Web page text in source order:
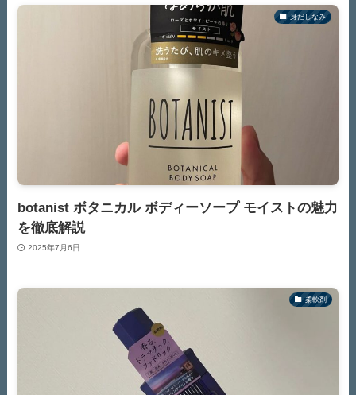
身だしなみ
botanist ボタニカル ボディーソープ モイストの魅力
を徹底解説
2025年7月6日
柔軟剤